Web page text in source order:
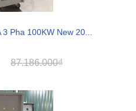
Pha 100KW New 20...
87.186.000₫